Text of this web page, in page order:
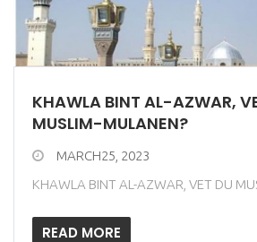
KHAWLA BINT AL-AZWAR,
MUSLIM-MULANEN?
MARCH25, 2023
KHAWLA BINT AL-AZWAR, VET DU
READ MORE